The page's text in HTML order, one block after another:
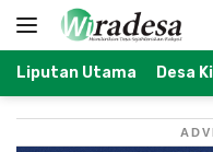
Langsung
Liputan Utama Desa